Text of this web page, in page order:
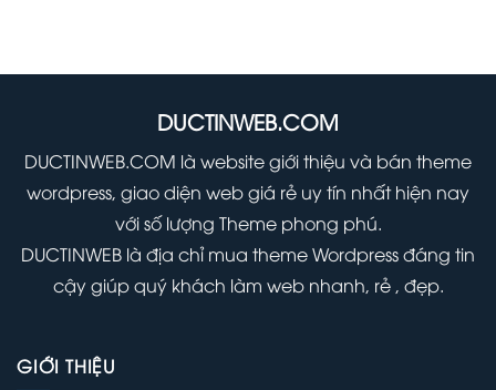
DUCTINWEB.COM
DUCTINWEB.COM là website giới thiệu và bán theme
wordpress, giao diện web giá rẻ uy tín nhất hiện nay
với số lượng Theme phong phú.
DUCTINWEB là địa chỉ mua theme Wordpress đáng tin
cậy giúp quý khách làm web nhanh, rẻ , đẹp.
GIỚI THIỆU